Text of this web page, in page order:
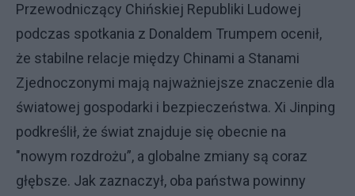
Przewodniczący Chińskiej Republiki Ludowej
podczas spotkania z Donaldem Trumpem ocenił,
że stabilne relacje między Chinami a Stanami
Zjednoczonymi mają najważniejsze znaczenie dla
światowej gospodarki i bezpieczeństwa. Xi Jinping
podkreślił, że świat znajduje się obecnie na
"nowym rozdrożu”, a globalne zmiany są coraz
głębsze. Jak zaznaczył, oba państwa powinny